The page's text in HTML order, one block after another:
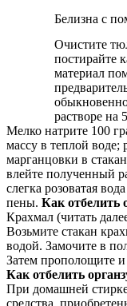
Белизна с
Очистите
постирайте
материал
растворе на
Мелко натрите 100
массу в теплой воде;
марганцовки в
влейте полученный
слегка розоватая
пены. Как отбелить
Крахмал (читать
Возьмите стакан
водой. Замочите в
Затем прополощите
Как отбелить
При домашней